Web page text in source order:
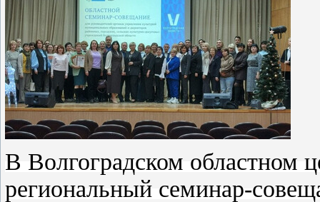
В Волгоградском областном
региональный семинар-